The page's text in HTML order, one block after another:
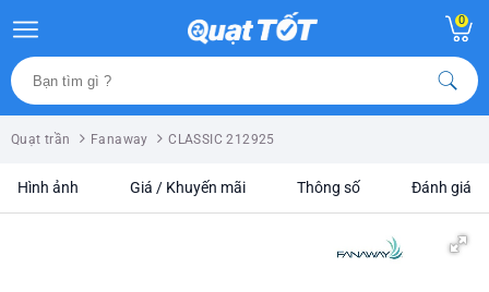
0
Quạt trần Fanaway CLASSIC 212925
Hình ảnh Giá / Khuyến mãi Thông số Đánh giá